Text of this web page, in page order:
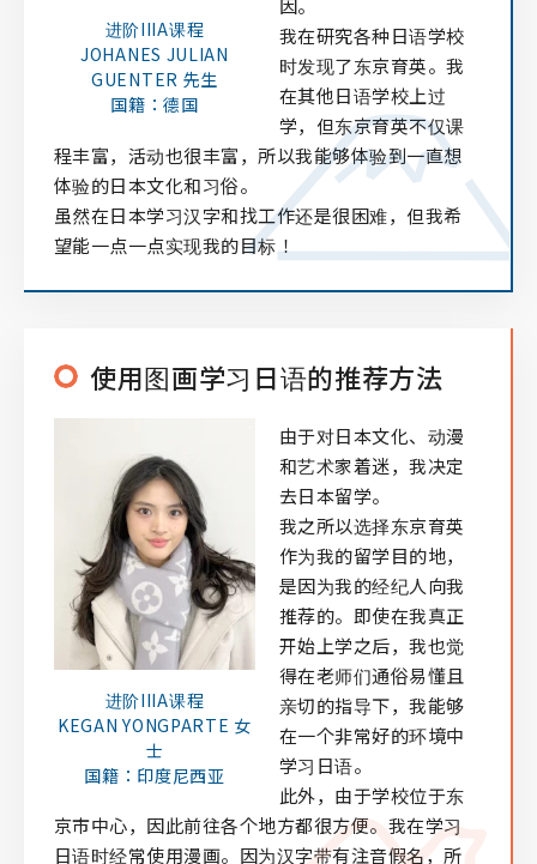
进阶IIIA课程
JOHANES JULIAN
GUENTER 先生
国籍：德国
我在研究各种日语学校
时发现了东京育英。我
在其他日语学校上过
学，但东京育英不仅课
程丰富，活动也很丰富，所以我能够体验到一直想
体验的日本文化和习俗。
虽然在日本学习汉字和找工作还是很困难，但我希
望能一点一点实现我的目标！
使用图画学习日语的推荐方法
进阶IIIA课程
KEGAN YONGPARTE 女
士
国籍：印度尼西亚
由于对日本文化、动漫
和艺术家着迷，我决定
去日本留学。
我之所以选择东京育英
作为我的留学目的地，
是因为我的经纪人向我
推荐的。即使在我真正
开始上学之后，我也觉
得在老师们通俗易懂且
亲切的指导下，我能够
在一个非常好的环境中
学习日语。
此外，由于学校位于东
京市中心，因此前往各个地方都很方便。我在学习
日语时经常使用漫画。因为汉字带有注音假名，所